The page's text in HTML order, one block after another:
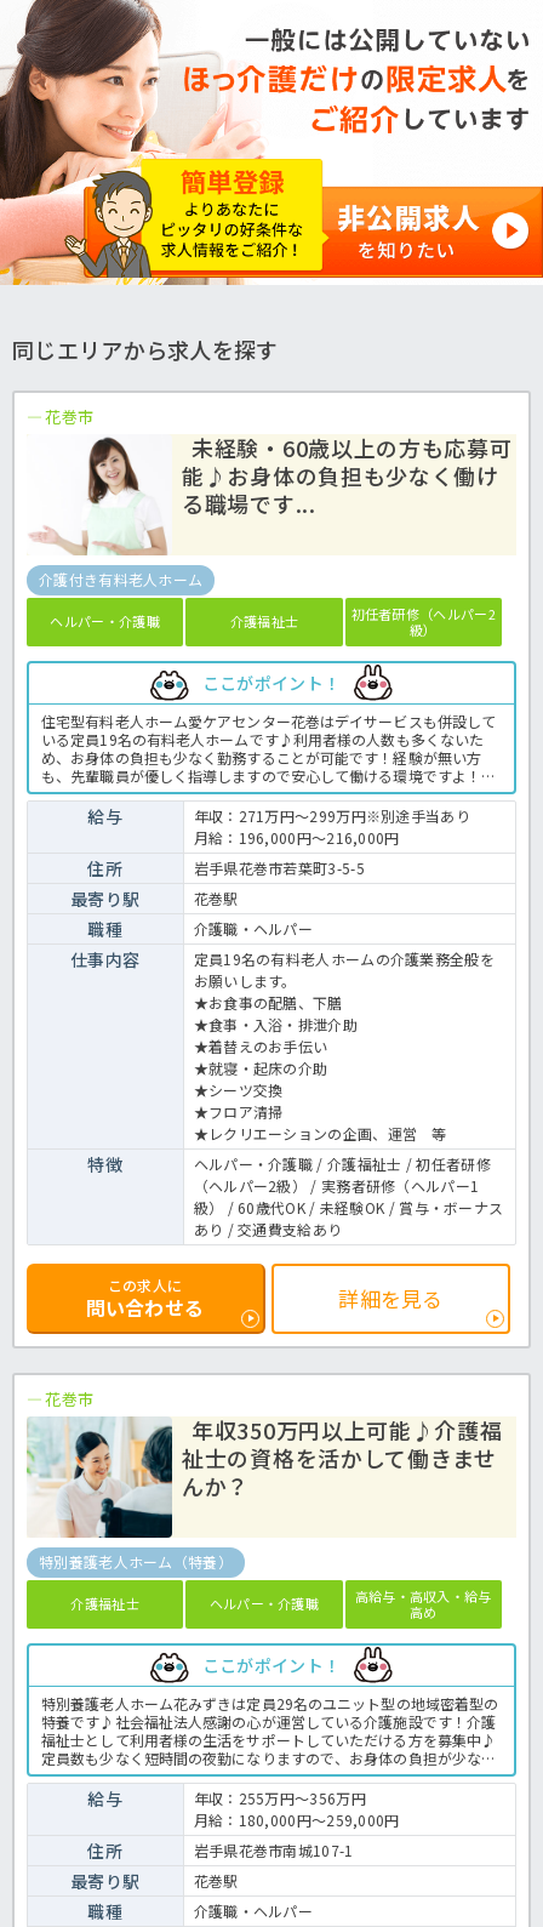
同じエリアから求人を探す
花巻市
未経験・60歳以上の方も応募可
能♪お身体の負担も少なく働け
る職場です...
介護付き有料老人ホーム
ヘルパー・介護職 介護福祉士
初任者研修（ヘルパー2
級）
ここがポイント！
住宅型有料老人ホーム愛ケアセンター花巻はデイサービスも併設して
いる定員19名の有料老人ホームです♪利用者様の人数も多くないた
め、お身体の負担も少なく勤務することが可能です！経験が無い方
も、先輩職員が優しく指導しますので安心して働ける環境ですよ！再
雇用制度で70歳迄勤務が可能なので長く働いていきたい方にはピッタ
リの求人となっております☆求人が気になる方はお気軽にほっ介護ま
でお問い合わせ下さい。有料老人ホームでの介護業務全般です。＜介
護職 正職員 有料老人ホームの求人＞
給与
年収：271万円～299万円※別途手当あり
月給：196,000円～216,000円
住所 岩手県花巻市若葉町3-5-5
最寄り駅 花巻駅
職種 介護職・ヘルパー
仕事内容
定員19名の有料老人ホームの介護業務全般を
お願いします。
★お食事の配膳、下膳
★食事・入浴・排泄介助
★着替えのお手伝い
★就寝・起床の介助
★シーツ交換
★フロア清掃
★レクリエーションの企画、運営 等
特徴
ヘルパー・介護職 / 介護福祉士 / 初任者研修
（ヘルパー2級） / 実務者研修（ヘルパー1
級） / 60歳代OK / 未経験OK / 賞与・ボーナス
あり / 交通費支給あり
この求人に
問い合わせる 詳細を見る
花巻市
年収350万円以上可能♪介護福
祉士の資格を活かして働きませ
んか？
特別養護老人ホーム（特養）
介護福祉士 ヘルパー・介護職
高給与・高収入・給与
高め
ここがポイント！
特別養護老人ホーム花みずきは定員29名のユニット型の地域密着型の
特養です♪社会福祉法人感謝の心が運営している介護施設です！介護
福祉士として利用者様の生活をサポートしていただける方を募集中♪
定員数も少なく短時間の夜勤になりますので、お身体の負担が少なく
勤務できますよ☆賞与3.0ヶ月分と豊富な手当で年収350万円以上も目
指せます！求人が気になる方は、お気軽にほっ介護までお問い合わせ
くださいね。特別養護老人ホームでの介護業務全般です。 ＜介護職
正職員 特別養護老人ホームの求人＞
給与
年収：255万円～356万円
月給：180,000円～259,000円
住所 岩手県花巻市南城107-1
最寄り駅 花巻駅
職種 介護職・ヘルパー